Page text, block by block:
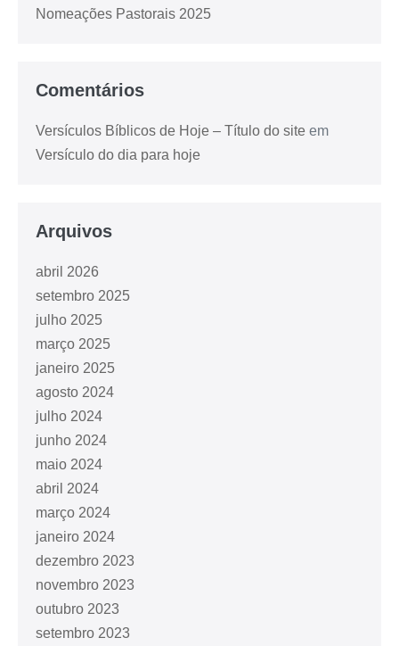
Nomeações Pastorais 2025
Comentários
Versículos Bíblicos de Hoje – Título do site em
Versículo do dia para hoje
Arquivos
abril 2026
setembro 2025
julho 2025
março 2025
janeiro 2025
agosto 2024
julho 2024
junho 2024
maio 2024
abril 2024
março 2024
janeiro 2024
dezembro 2023
novembro 2023
outubro 2023
setembro 2023